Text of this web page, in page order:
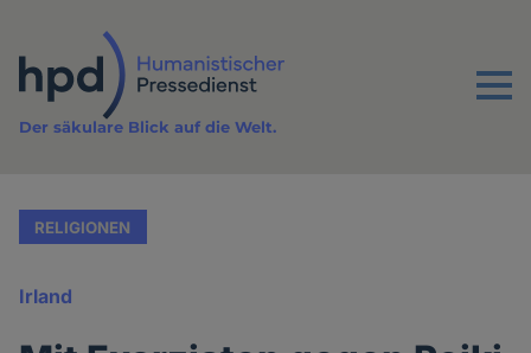
Inhalt
Menu
Der säkulare Blick auf die Welt.
RELIGIONEN
Irland